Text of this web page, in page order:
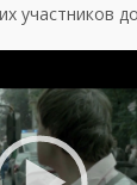
участников